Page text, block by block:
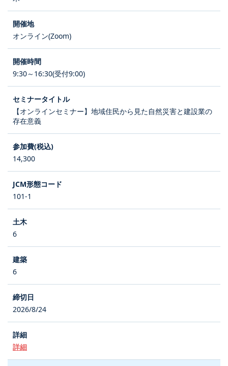
オンライン(Zoom)
9:30～16:30(受付9:00)
【オンラインセミナー】地域住民から見た自然災害と建設業の
存在意義
14,300
101-1
6
6
2026/8/24
詳細